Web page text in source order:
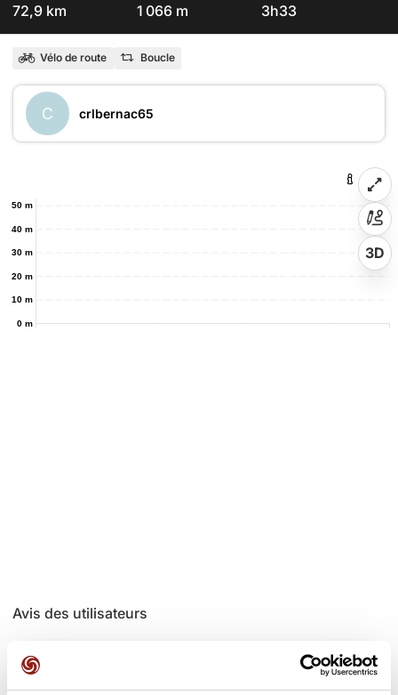
72,9 km 1 066 m 3h33
Vélo de route Boucle
C crlbernac65
0 m
10 m
20 m
30 m
40 m
50 m
3D
Avis des utilisateurs
Soyez le premier à ajouter un avis !